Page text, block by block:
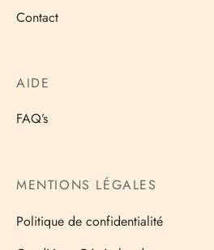
Contact
AIDE
FAQ’s
MENTIONS LÉGALES
Politique de confidentialité